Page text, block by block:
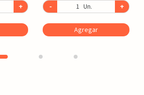
+ - Un. +
Agregar